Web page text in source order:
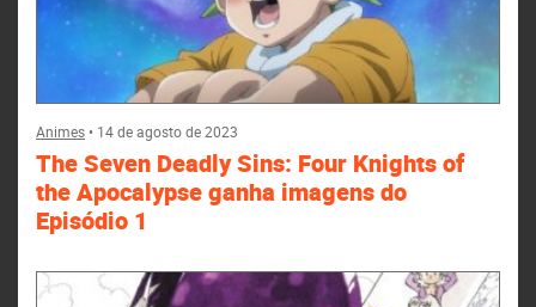
Animes• 14 de agosto de 2023
The Seven Deadly Sins: Four Knights of
the Apocalypse ganha imagens do
Episódio 1